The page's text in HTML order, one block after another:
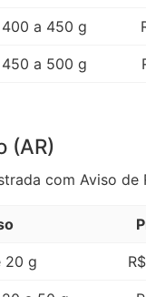
400 a 450 g
450 a 500 g
(AR)
com Aviso de
20 g